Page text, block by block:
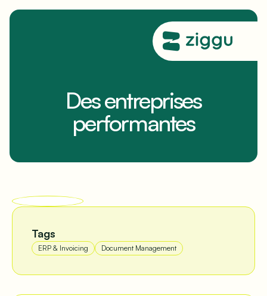
Des entreprises
performantes
Tags
ERP & Invoicing Document Management